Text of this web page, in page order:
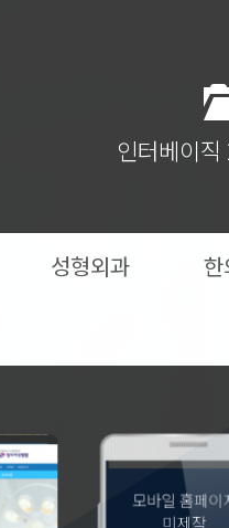
인터베이
성형외과 한
모바일 홈페이
미제작